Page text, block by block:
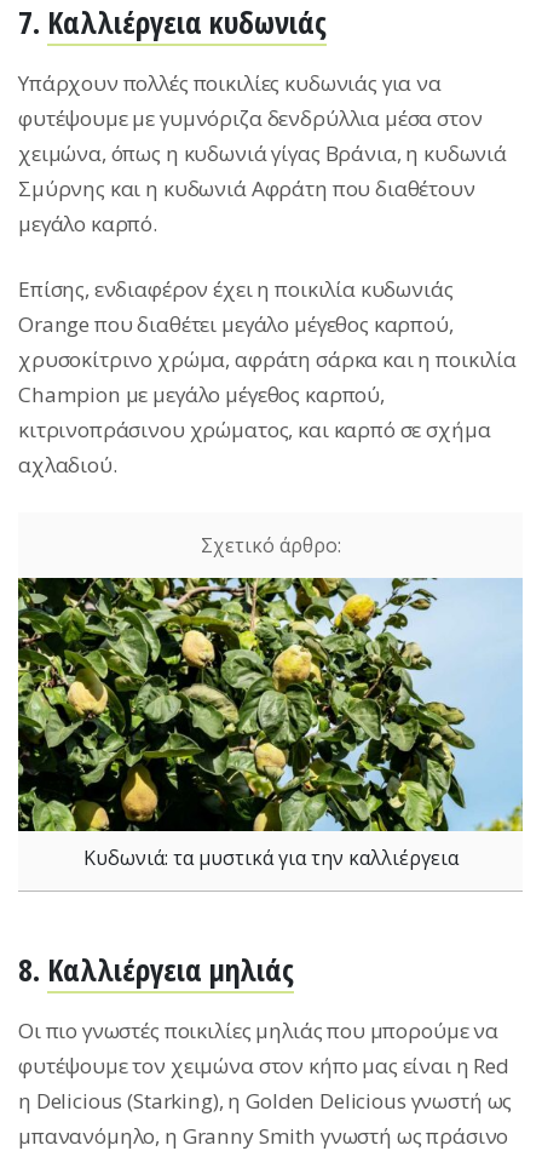
7. Καλλιέργεια κυδωνιάς
Υπάρχουν πολλές ποικιλίες κυδωνιάς για να
φυτέψουμε με γυμνόριζα δενδρύλλια μέσα στον
χειμώνα, όπως η κυδωνιά γίγας Βράνια, η κυδωνιά
Σμύρνης και η κυδωνιά Αφράτη που διαθέτουν
μεγάλο καρπό.
Επίσης, ενδιαφέρον έχει η ποικιλία κυδωνιάς
Orange που διαθέτει μεγάλο μέγεθος καρπού,
χρυσοκίτρινο χρώμα, αφράτη σάρκα και η ποικιλία
Champion με μεγάλο μέγεθος καρπού,
κιτρινοπράσινου χρώματος, και καρπό σε σχήμα
αχλαδιού.
Κυδωνιά: τα μυστικά για την καλλιέργεια
8. Καλλιέργεια μηλιάς
Οι πιο γνωστές ποικιλίες μηλιάς που μπορούμε να
φυτέψουμε τον χειμώνα στον κήπο μας είναι η Red
η Delicious (Starking), η Golden Delicious γνωστή ως
μπανανόμηλο, η Granny Smith γνωστή ως πράσινο